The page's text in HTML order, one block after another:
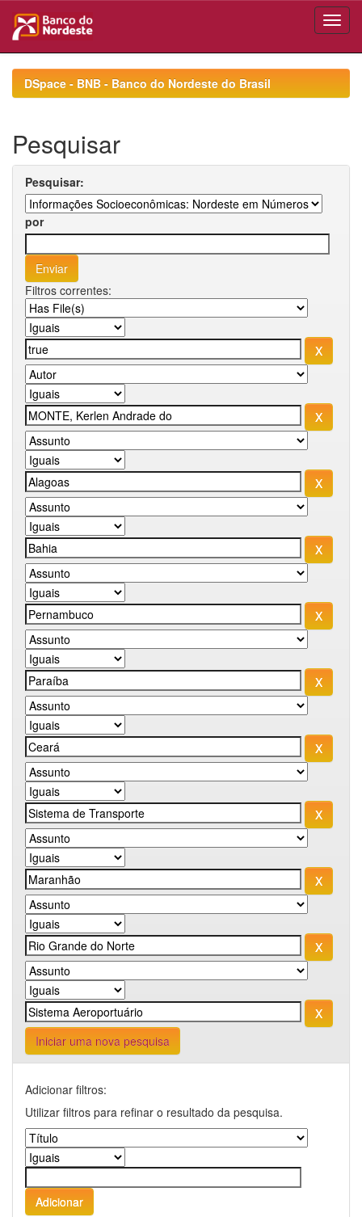
navigationDSpace - BNB - Banco do Nordeste do Brasil
Pesquisar
Pesquisar:
por
Filtros correntes:
Iniciar uma nova pesquisa
Adicionar filtros:
Utilizar filtros para refinar o resultado da pesquisa.